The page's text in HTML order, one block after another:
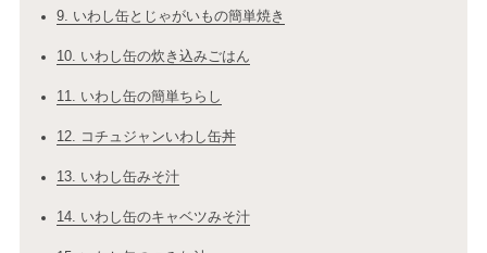
9. いわし缶とじゃがいもの簡単焼き
10. いわし缶の炊き込みごはん
11. いわし缶の簡単ちらし
12. コチュジャンいわし缶丼
13. いわし缶みそ汁
14. いわし缶のキャベツみそ汁